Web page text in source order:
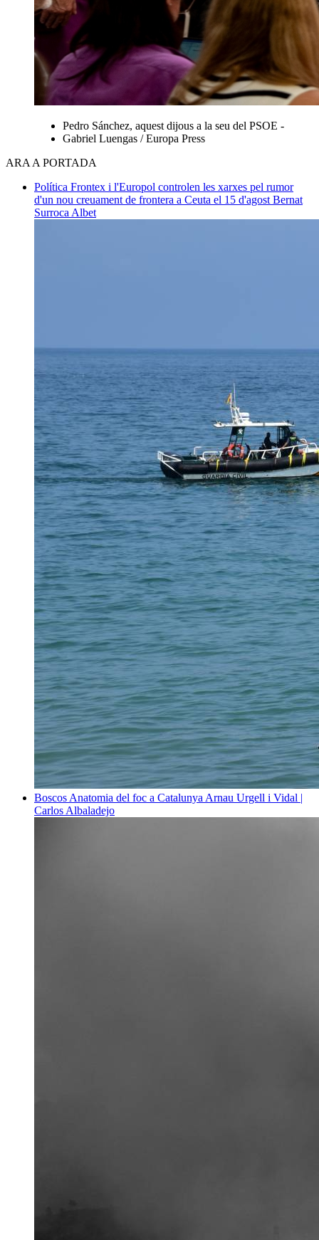
Pedro Sánchez, aquest dijous a la seu del PSOE -
Gabriel Luengas / Europa Press
ARA A PORTADA
Política Frontex i l'Europol controlen les xarxes pel rumor
d'un nou creuament de frontera a Ceuta el 15 d'agost Bernat
Surroca Albet
Boscos Anatomia del foc a Catalunya Arnau Urgell i Vidal |
Carlos Albaladejo